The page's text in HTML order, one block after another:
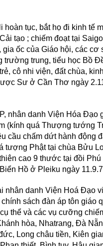
hoàn tục, bắt họ đi kinh tế
tạo ; chiếm đoạt tại
ốc của Giáo hội, các cơ
trường trung, tiểu học Bồ
cô nhi viện, đất chùa,
Sư ở Cần Thơ ngày
nhân danh Viện Hóa Ðạo
(kính quá Thượng tướng
cầu chấm dứt hành động
tượng Phật tại chùa Bửu
cao 9 thước tại đồi
Hồ ở Pleiku ngày
nhân danh Viện Hoá Ðạo
sách đàn áp tôn giáo
thể và các vụ cưỡng
hòa, Nhatrang, Ðà
Long châu tiền, Kiên